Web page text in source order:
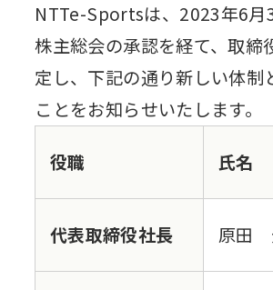
NTTe-Sportsは、2023年6月
株主総会の承認を経て、取締
定し、下記の通り新しい体制
ことをお知らせいたします。
役職 氏名
代表取締役社長 原田